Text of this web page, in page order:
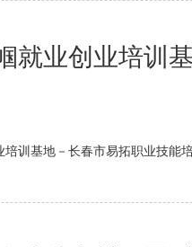
就业创业培训
训基地－长春市易拓职业技能